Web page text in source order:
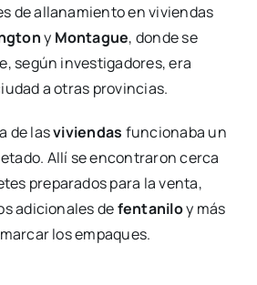
de allanamiento en viviendas
y Montague, donde se
según investigadores, era
a otras provincias.
de lasviviendas funcionaba un
Allí se encontraron cerca
preparados para la venta,
adicionales defentaniloy más
los empaques.